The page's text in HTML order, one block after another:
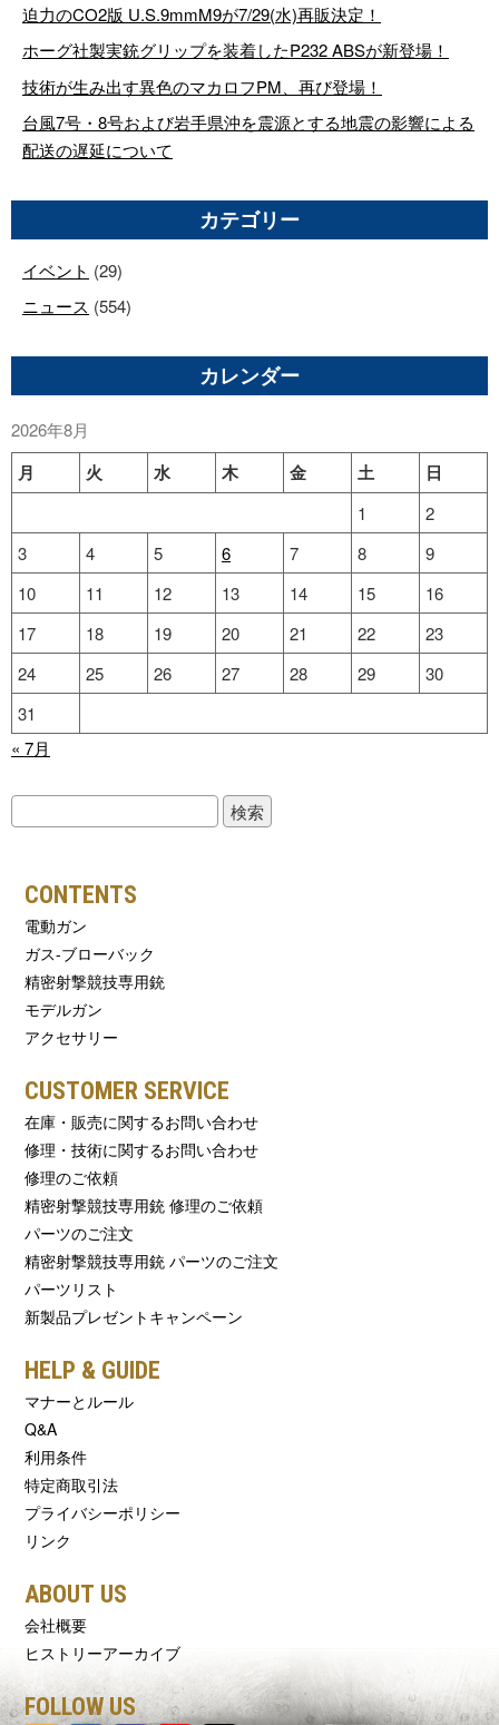
迫力のCO2版 U.S.9mmM9が7/29(水)再販決定！
ホーグ社製実銃グリップを装着したP232 ABSが新登場！
技術が生み出す異色のマカロフPM、再び登場！
台風7号・8号および岩手県沖を震源とする地震の影響による
配送の遅延について
カテゴリー
イベント (29)
ニュース (554)
カレンダー
2026年8月
月 火 水 木 金 土 日
1
2
3
4 5 6 7 8
9
10
11 12 13 14 15
16
17
18 19 20 21 22
23
24
25 26 27 28 29
30
31
« 7月
索:
CONTENTS
電動ガン
ガス-ブローバック
精密射撃競技専用銃
モデルガン
アクセサリー
CUSTOMER SERVICE
在庫・販売に関するお問い合わせ
修理・技術に関するお問い合わせ
修理のご依頼
精密射撃競技専用銃 修理のご依頼
パーツのご注文
精密射撃競技専用銃 パーツのご注文
パーツリスト
新製品プレゼントキャンペーン
HELP & GUIDE
マナーとルール
Q&A
利用条件
特定商取引法
プライバシーポリシー
リンク
ABOUT US
会社概要
ヒストリーアーカイブ
FOLLOW US